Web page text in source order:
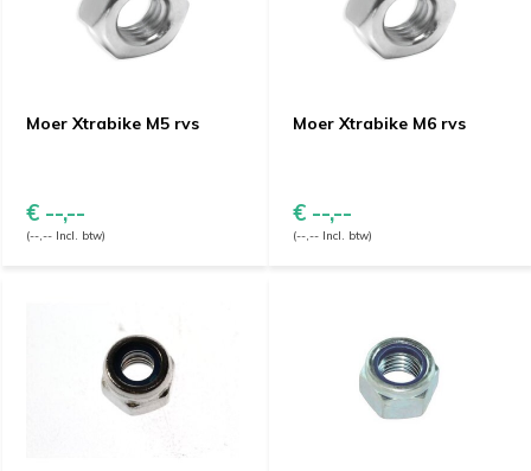
Moer Xtrabike M5 rvs
€ --,--
(--,-- Incl. btw)
Moer Xtrabike M6 rvs
€ --,--
(--,-- Incl. btw)